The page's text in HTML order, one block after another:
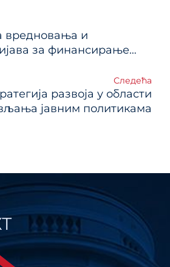
вредновања и
за финансирање
Следећа
развоја у области
јавним политикама